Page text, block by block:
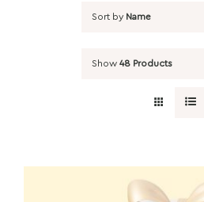
Sort by Name
Show 48 Products